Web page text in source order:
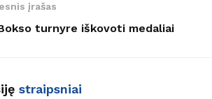
įrašas
turnyre iškovoti medaliai
straipsniai